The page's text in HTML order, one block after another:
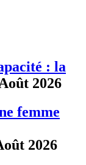
: la
2026
femme
2026